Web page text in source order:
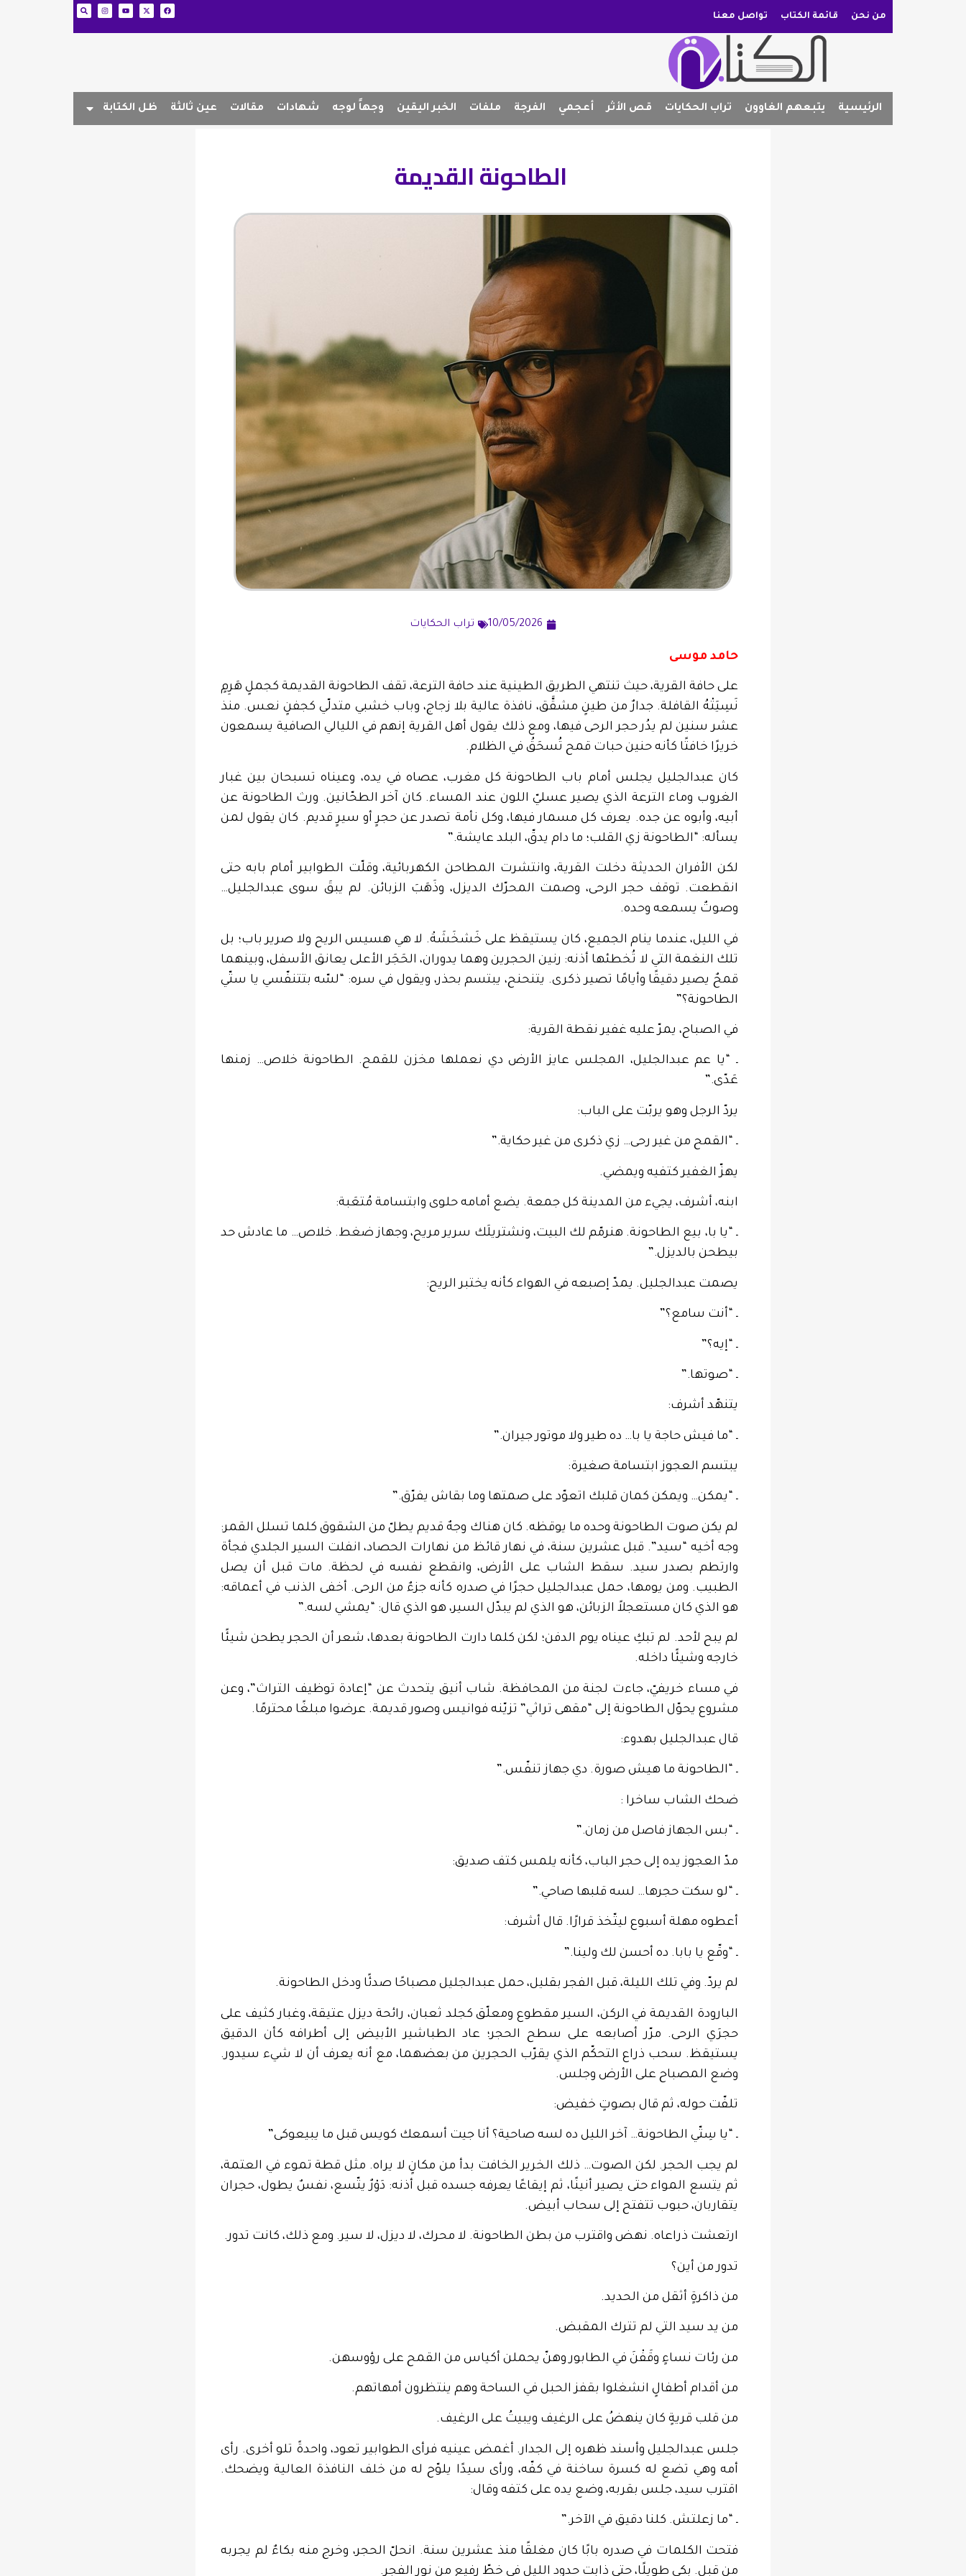
من نحن قائمة الكتاب تواصل معنا
الرئيسية يتبعهم الغاوون تراب الحكايات قص الأثر أعجمي الفرجة ملفات الخبر اليقين وجهاً لوجه شهادات مقالات عين ثالثة ظل الكتابة
الطاحونة القديمة
10/05/2026 تراب الحكايات
حامد موسى
على حافة القرية، حيث تنتهي الطريق الطينية عند حافة الترعة، تقف الطاحونة القديمة كجملٍ هَرِمٍ
نَسِيَتْهُ القافلة. جدارٌ من طينٍ مشقَّق، نافذة عالية بلا زجاج، وباب خشبي متدلّي كجفنٍ نعس. منذ
عشر سنين لم يدُر حجر الرحى فيها، ومع ذلك يقول أهل القرية إنهم في الليالي الصافية يسمعون
خريرًا خافتًا كأنه حنين حبات قمح تُسحَقُ في الظلام.
كان عبدالجليل يجلس أمام باب الطاحونة كل مغرب، عصاه في يده، وعيناه تسبحان بين غبار
الغروب وماء الترعة الذي يصير عسليّ اللون عند المساء. كان آخر الطحّانين. ورث الطاحونة عن
أبيه، وأبوه عن جده. يعرف كل مسمار فيها، وكل نأمة تصدر عن حجرٍ أو سيرٍ قديم. كان يقول لمن
يسأله: “الطاحونة زي القلب؛ ما دام يدقّ، البلد عايشة.”
لكن الأفران الحديثة دخلت القرية، وانتشرت المطاحن الكهربائية، وقلّت الطوابير أمام بابه حتى
انقطعت. توقف حجر الرحى، وصمت المحرّك الديزل، وذَهَبَ الزبائن. لم يبقَ سوى عبدالجليل…
وصوتٌ يسمعه وحده.
في الليل، عندما ينام الجميع، كان يستيقظ على خَشخَشَةْ. لا هي هسيس الريح ولا صرير باب؛ بل
تلك النغمة التي لا تُخطئها أذنه: رنين الحجرين وهما يدوران، الحَجَر الأعلى يعانق الأسفل، وبينهما
قمحٌ يصير دقيقًا وأيامًا تصير ذكرى. يتنحنح، يبتسم بحذر، ويقول في سره: “لسّه بتتنفّسي يا ستّي
الطاحونة؟”
في الصباح، يمرّ عليه غفير نقطة القرية:
ـ “يا عم عبدالجليل، المجلس عايز الأرض دي نعملها مخزن للقمح. الطاحونة خلاص… زمنها
عَدّى.”
يردّ الرجل وهو يربّت على الباب:
ـ “القمح من غير رحى… زي ذكرى من غير حكاية.”
يهزّ الغفير كتفيه ويمضي.
ابنه، أشرف، يجيء من المدينة كل جمعة. يضع أمامه حلوى وابتسامة مُتعَبة:
ـ “يا با، بيع الطاحونة. هنرمّم لك البيت، ونشتريلَك سرير مريح، وجهاز ضغط. خلاص… ما عادش حد
بيطحن بالديزل.”
يصمت عبدالجليل. يمدّ إصبعه في الهواء كأنه يختبر الريح:
ـ “أنت سامع؟”
ـ “إيه؟”
ـ “صوتها.”
يتنهّد أشرف:
ـ “ما فيش حاجة يا با… ده طير ولا موتور جيران.”
يبتسم العجوز ابتسامة صغيرة:
ـ “يمكن… ويمكن كمان قلبك اتعوّد على صمتها وما بقاش يفرّق.”
لم يكن صوت الطاحونة وحده ما يوقظه. كان هناك وجهٌ قديم يطلّ من الشقوق كلما تسلل القمر:
وجه أخيه “سيد”. قبل عشرين سنة، في نهار قائظ من نهارات الحصاد، انفلت السير الجلدي فجأة
وارتطم بصدر سيد. سقط الشاب على الأرض، وانقطع نفسه في لحظة. مات قبل أن يصل
الطبيب. ومن يومها، حمل عبدالجليل حجرًا في صدره كأنه جزءٌ من الرحى. أخفى الذنب في أعماقه:
هو الذي كان مستعجلاً الزبائن، هو الذي لم يبدّل السير، هو الذي قال: “يمشي لسه.”
لم يبح لأحد. لم تبكِ عيناه يوم الدفن؛ لكن كلما دارت الطاحونة بعدها، شعر أن الحجر يطحن شيئًا
خارجه وشيئًا داخله.
في مساء خريفيّ، جاءت لجنة من المحافظة. شاب أنيق يتحدث عن “إعادة توظيف التراث”، وعن
مشروع يحوّل الطاحونة إلى “مقهى تراثي” تزيّنه فوانيس وصور قديمة. عرضوا مبلغًا محترمًا.
قال عبدالجليل بهدوء:
ـ “الطاحونة ما هيش صورة. دي جهاز تنفّس.”
ضحك الشاب ساخرا :
ـ “بس الجهاز فاصل من زمان.”
مدّ العجوز يده إلى حجر الباب، كأنه يلمس كتف صديق:
ـ “لو سكت حجرها… لسه قلبها صاحي.”
أعطوه مهلة أسبوع ليتّخذ قرارًا. قال أشرف:
ـ “وقّع يا بابا. ده أحسن لك ولينا.”
لم يردّ. وفي تلك الليلة، قبل الفجر بقليل، حمل عبدالجليل مصباحًا صدئًا ودخل الطاحونة.
البارودة القديمة في الركن، السير مقطوع ومعلّق كجلد ثعبان، رائحة ديزل عتيقة، وغبار كثيف على
حجرَي الرحى. مرّر أصابعه على سطح الحجر؛ عاد الطباشير الأبيض إلى أطرافه كأن الدقيق
يستيقظ. سحب ذراع التحكّم الذي يقرّب الحجرين من بعضهما، مع أنه يعرف أن لا شيء سيدور.
وضع المصباح على الأرض وجلس.
تلفّت حوله، ثم قال بصوتٍ خفيض:
ـ “يا سِتّي الطاحونة… آخر الليل ده لسه صاحية؟ أنا جيت أسمعك كويس قبل ما يبيعوكى”
لم يجب الحجر. لكن الصوت… ذلك الخرير الخافت بدأ من مكانٍ لا يراه. مثل قطة تموء في العتمة،
ثم يتسع المواء حتى يصير أنينًا، ثم إيقاعًا يعرفه جسده قبل أذنه: دَوْرٌ يتّسع، نفسٌ يطول، حجران
يتقاربان، حبوب تتفتح إلى سحاب أبيض.
ارتعشت ذراعاه. نهض واقترب من بطن الطاحونة. لا محرك، لا ديزل، لا سير. ومع ذلك، كانت تدور.
تدور من أين؟
من ذاكرةٍ أثقل من الحديد.
من يد سيد التي لم تترك المقبض.
من رئات نساءٍ وقَفْنَ في الطابور وهنّ يحملن أكياس من القمح على رؤوسهن.
من أقدام أطفالٍ انشغلوا بقفز الحبل في الساحة وهم ينتظرون أمهاتهم.
من قلب قريةٍ كان ينهضُ على الرغيف ويبيتُ على الرغيف.
جلس عبدالجليل وأسند ظهره إلى الجدار. أغمض عينيه فرأى الطوابير تعود، واحدةً تلو أخرى. رأى
أمه وهي تضع له كسرة ساخنة في كفّه، ورأى سيدًا يلوّح له من خلف النافذة العالية ويضحك.
اقترب سيد، جلس بقربه، وضع يده على كتفه وقال:
ـ “ما زعلتش. كلنا دقيق في الآخر.”
فتحت الكلمات في صدره بابًا كان مغلقًا منذ عشرين سنة. انحلّ الحجر، وخرج منه بكاءٌ لم يجربه
من قبل. بكى طويلًا، حتى ذابت حدود الليل في خطّ رفيع من نور الفجر.